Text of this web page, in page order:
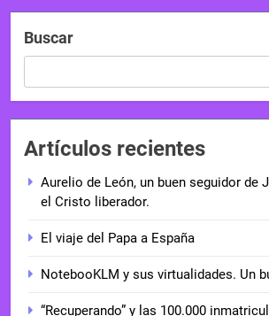
Buscar
Artículos recientes
Aurelio de León, un buen seguidor de
el Cristo liberador.
El viaje del Papa a España
NotebooKLM y sus virtualidades. Un
“Recuperando” y las 100.000